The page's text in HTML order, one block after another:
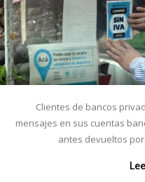
Clientes de bancos
mensajes en sus cuentas
antes devueltos